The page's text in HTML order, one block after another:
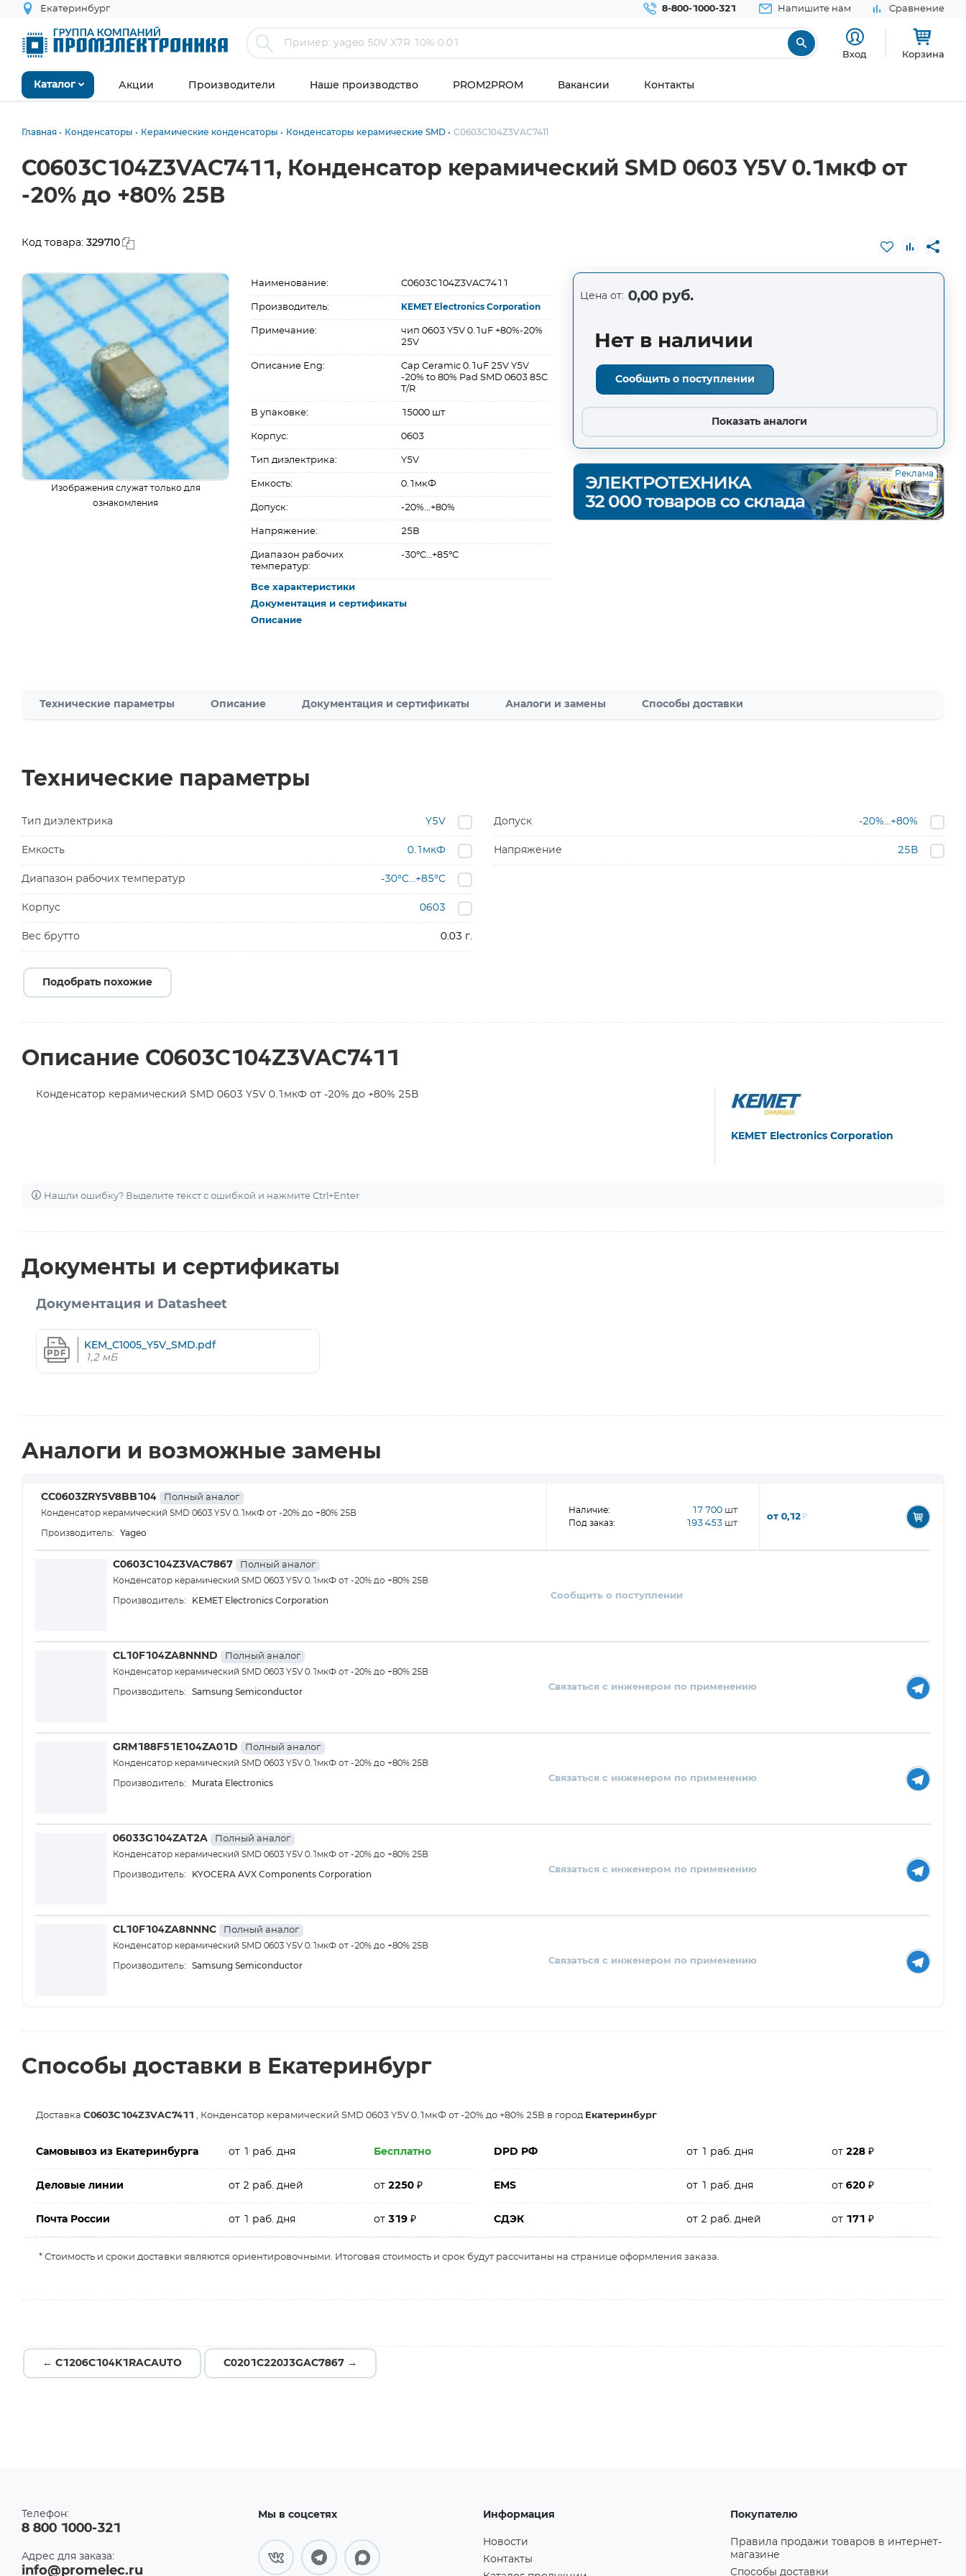
Екатеринбург 8-800-1000-321 Напишите нам Сравнение
Вход Корзина
Каталог Акции Производители Наше производство PROM2PROM Вакансии Контакты
Главная Конденсаторы Керамические конденсаторы Конденсаторы керамические SMD C0603C104Z3VAC7411
C0603C104Z3VAC7411, Конденсатор керамический SMD 0603 Y5V 0.1мкФ от
-20% до +80% 25В
Код товара: 329710
Изображения служат только для
ознакомления
Наименование: C0603C104Z3VAC7411
Производитель: KEMET Electronics Corporation
Примечание:
чип 0603 Y5V 0.1uF +80%-20%
25V
Описание Eng:
Cap Ceramic 0.1uF 25V Y5V
-20% to 80% Pad SMD 0603 85C
T/R
В упаковке: 15000 шт
Корпус: 0603
Тип диэлектрика: Y5V
Емкость: 0.1мкФ
Допуск: -20%...+80%
Напряжение: 25В
Диапазон рабочих
температур:
-30°C…+85°C
Все характеристики
Документация и сертификаты
Описание
Цена от: 0,00 руб.
Нет в наличии
Сообщить о поступлении
Показать аналоги
Реклама
Технические параметры Описание Документация и сертификаты Аналоги и замены Способы доставки
Технические параметры
Тип диэлектрика Y5V
Емкость 0.1мкФ
Допуск -20%...+80%
Напряжение 25В
Диапазон рабочих температур -30°C…+85°C
Корпус 0603
Вес брутто 0.03 г.
Подобрать похожие
Описание C0603C104Z3VAC7411
Конденсатор керамический SMD 0603 Y5V 0.1мкФ от -20% до +80% 25В
KEMET Electronics Corporation
Нашли ошибку? Выделите текст с ошибкой и нажмите Ctrl+Enter
Документы и сертификаты
Документация и Datasheet
KEM_C1005_Y5V_SMD.pdf
1,2 мБ
Аналоги и возможные замены
CC0603ZRY5V8BB104 Полный аналог
Конденсатор керамический SMD 0603 Y5V 0.1мкФ от -20% до +80% 25В
Производитель: Yageo
Наличие: 17 700 шт
Под заказ: 193 453 шт
от 0,12₽
C0603C104Z3VAC7867 Полный аналог
Конденсатор керамический SMD 0603 Y5V 0.1мкФ от -20% до +80% 25В
Производитель: KEMET Electronics Corporation Сообщить о поступлении
CL10F104ZA8NNND Полный аналог
Конденсатор керамический SMD 0603 Y5V 0.1мкФ от -20% до +80% 25В
Производитель: Samsung Semiconductor Связаться с инженером по применению
GRM188F51E104ZA01D Полный аналог
Конденсатор керамический SMD 0603 Y5V 0.1мкФ от -20% до +80% 25В
Производитель: Murata Electronics Связаться с инженером по применению
06033G104ZAT2A Полный аналог
Конденсатор керамический SMD 0603 Y5V 0.1мкФ от -20% до +80% 25В
Производитель: KYOCERA AVX Components Corporation Связаться с инженером по применению
CL10F104ZA8NNNC Полный аналог
Конденсатор керамический SMD 0603 Y5V 0.1мкФ от -20% до +80% 25В
Производитель: Samsung Semiconductor Связаться с инженером по применению
Способы доставки в Екатеринбург
Доставка C0603C104Z3VAC7411 , Конденсатор керамический SMD 0603 Y5V 0.1мкФ от -20% до +80% 25В в город Екатеринбург
Самовывоз из Екатеринбурга от 1 раб. дня Бесплатно DPD РФ от 1 раб. дня от228₽
Деловые линии от 2 раб. дней от2250₽ EMS от 1 раб. дня от620₽
Почта России от 1 раб. дня от319₽ СДЭК от 2 раб. дней от 171₽
* Стоимость и сроки доставки являются ориентировочными. Итоговая стоимость и срок будут рассчитаны на странице оформления заказа.
← C1206C104K1RACAUTO C0201C220J3GAC7867 →
Телефон:
8 800 1000-321
Адрес для заказа:
info@promelec.ru
Мы в соцсетях Информация
Новости
Контакты
Покупателю
Правила продажи товаров в интернет-
магазине
Способы доставки